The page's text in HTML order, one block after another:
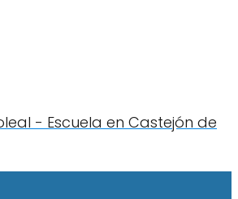
- Escuela en Castejón de